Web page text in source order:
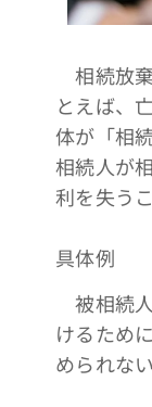
相続放
とえば、
体が「相
相続人が
利を失う
具体例
被相続
けるため
められな